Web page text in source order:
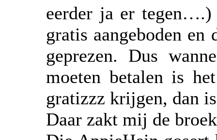
eerder ja er
gratis aangeboden
geprezen. Dus
moeten betalen is
gratizzz krijgen, dan
Daar zakt mij de